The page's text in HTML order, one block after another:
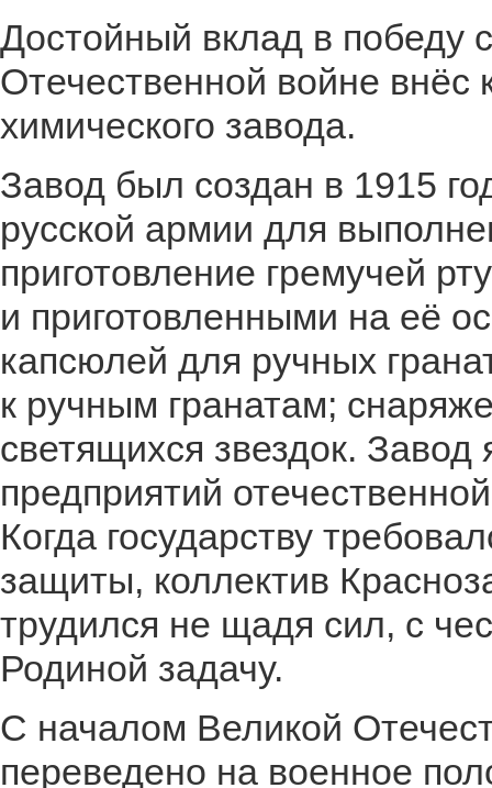
Достойный вклад в победу
Отечественной войне внёс
химического завода.
Завод был создан в 1915
русской армии для
приготовление гремучей
и приготовленными на её
капсюлей для ручных
к ручным гранатам;
светящихся звездок.
предприятий
Когда государству
защиты, коллектив
трудился не щадя сил, с
Родиной задачу.
С началом Великой
переведено на военное